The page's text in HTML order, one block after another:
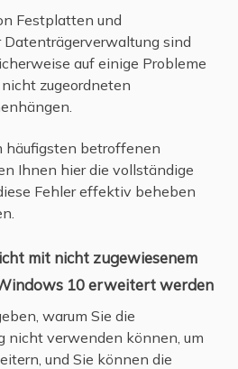
Festplatten und
sind
auf einige Probleme
zugeordneten
häufigsten betroffenen
Ihnen hier die vollständige
Fehler effektiv beheben
mit nicht zugewiesenem
10 erweitert werden
warum Sie die
nicht verwenden können, um
und Sie können die